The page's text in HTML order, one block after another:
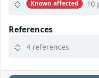
Known affected 10
References
4 references